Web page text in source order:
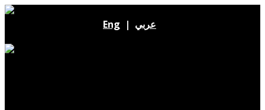
Eng | عربي